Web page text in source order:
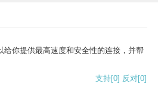
给你提供最高速度和安全性的连接，并帮
支持[0] 反对[0]